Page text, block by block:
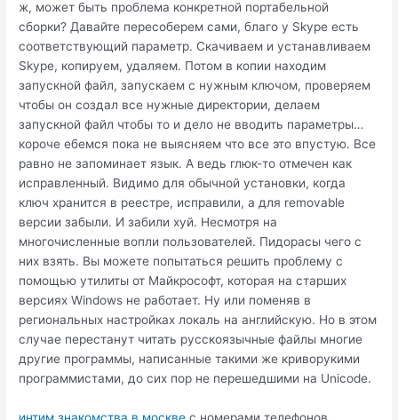
ж, может быть проблема конкретной портабельной
сборки? Давайте пересоберем сами, благо у Skype есть
соответствующий параметр. Скачиваем и устанавливаем
Skype, копируем, удаляем. Потом в копии находим
запускной файл, запускаем с нужным ключом, проверяем
чтобы он создал все нужные директории, делаем
запускной файл чтобы то и дело не вводить параметры…
короче ебемся пока не выясняем что все это впустую. Все
равно не запоминает язык. А ведь глюк-то отмечен как
исправленный. Видимо для обычной установки, когда
ключ хранится в реестре, исправили, а для removable
версии забыли. И забили хуй. Несмотря на
многочисленные вопли пользователей. Пидорасы чего с
них взять. Вы можете попытаться решить проблему с
помощью утилиты от Майкрософт, которая на старших
версиях Windows не работает. Ну или поменяв в
региональных настройках локаль на английскую. Но в этом
случае перестанут читать русскоязычные файлы многие
другие программы, написанные такими же криворукими
программистами, до сих пор не перешедшими на Unicode.
интим знакомства в москве с номерами телефонов.